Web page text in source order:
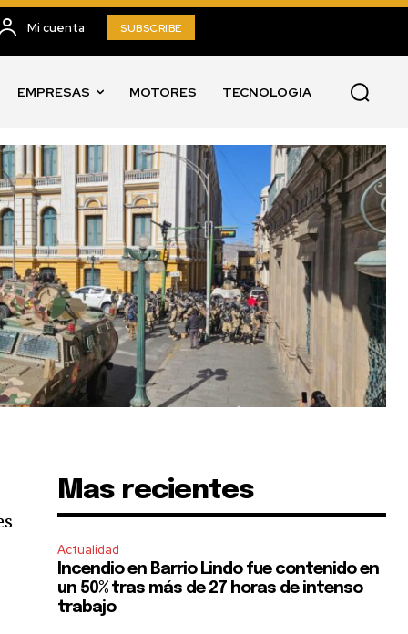
Mi cuenta SUBSCRIBE
EMPRESAS MOTORES TECNOLOGIA
Mas recientes
Actualidad
Incendio en Barrio Lindo fue contenido en
un 50% tras más de 27 horas de intenso
trabajo